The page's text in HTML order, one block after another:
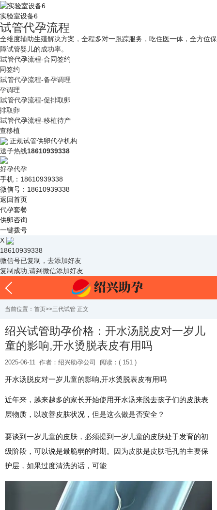
实验室设备6
试管代孕流程
全维度辅助生殖解决方案，全程多对一跟踪服务，吃住医一体，全方位保
障试管婴儿的成功率。
签约
调理
取卵
移植
正规试管供卵代孕机构
送子热线18610939338
好孕代孕
手机：18610939338
微信号：18610939338
返回首页
代孕套餐
供卵咨询
一键拨号
X
18610939338
微信号已复制，去添加好友
复制成功,请到微信添加好友
当前位置： 首页>>三代试管 正文
绍兴试管助孕价格：开水汤脱皮对一岁儿
童的影响,开水烫脱表皮有用吗
2025-06-11 作者：绍兴助孕公司 阅读：( 151 )
开水汤脱皮对一岁儿童的影响,开水烫脱表皮有用吗
近年来，越来越多的家长开始使用开水汤来脱去孩子们的皮肤表
层物质，以改善皮肤状况，但是这么做是否安全？
要谈到一岁儿童的皮肤，必须提到一岁儿童的皮肤处于发育的初
级阶段，可以说是最脆弱的时期。因为皮肤是皮肤毛孔的主要保
护层，如果过度清洗的话，可能